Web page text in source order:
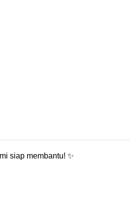
siap membantu! ✨